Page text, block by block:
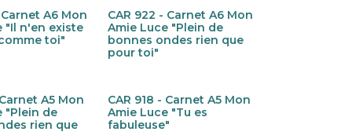
A6 Mon
"Il n'en existe
toi"
Nieuw!
CAR 922 - Carnet A6 Mon
Amie Luce "Plein de
bonnes ondes rien que
pour toi"
A5 Mon
"Plein de
rien que
Nieuw!
CAR 918 - Carnet A5 Mon
Amie Luce "Tu es
fabuleuse"